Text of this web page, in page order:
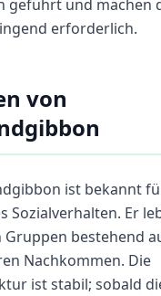
geführt und machen
erforderlich.
von
ist bekannt
Sozialverhalten. Er
bestehend
Nachkommen. Die
ist stabil; sobald